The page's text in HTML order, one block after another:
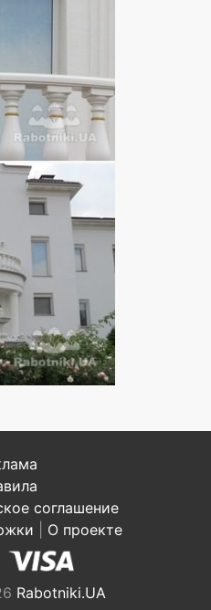
соглашение
О проекте
Rabotniki.UA